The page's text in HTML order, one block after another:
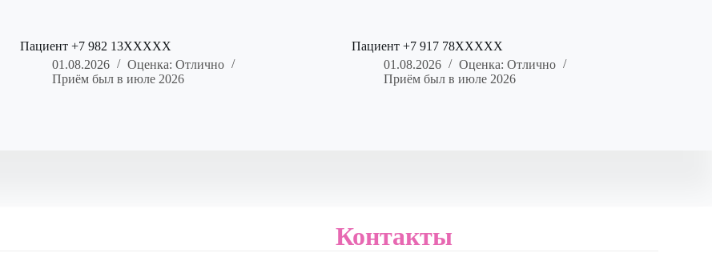
Пациент +7 982 13XXXXX
01.08.2026
Оценка: Отлично
Приём был в июле 2026
Пациент +7 917 78XXXXX
01.08.2026
Оценка: Отлично
Приём был в июле 2026
Контакты